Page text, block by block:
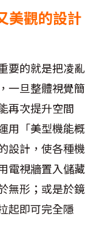
美觀的設計
要的就是把凌亂
一旦整體視覺簡
再次提升空間
用「美型機能概
設計，使各種機
電視牆置入儲藏
無形；或是於鏡
起即可完全隱